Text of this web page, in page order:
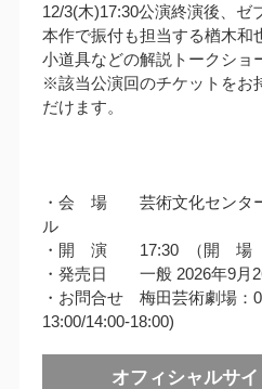
12/3(木)17:30公演終演後、ゼ
本作で振付も担当する楢木和
小道具などの解説トークショ
※該当公演回のチケットをお
だけます。
・会 場 芸術文化センタ
ル
・開 演 17:30 （開 場
・発売日 一般 2026年9月
・お問合せ 梅田芸術劇場：
13:00/14:00-18:00)
オフィシャルサ